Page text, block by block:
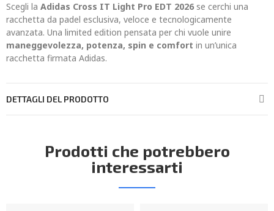
Scegli la Adidas Cross IT Light Pro EDT 2026 se cerchi una
racchetta da padel esclusiva, veloce e tecnologicamente
avanzata. Una limited edition pensata per chi vuole unire
maneggevolezza, potenza, spin e comfort in un’unica
racchetta firmata Adidas.
DETTAGLI DEL PRODOTTO
Prodotti che potrebbero
interessarti